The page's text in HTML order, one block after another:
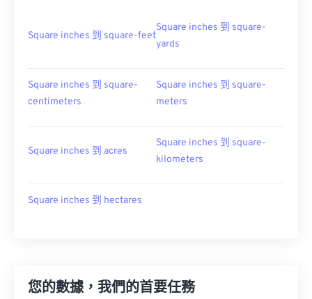
Square inches 到 square-feet
Square inches 到 square-
yards
Square inches 到 square-
centimeters
Square inches 到 square-
meters
Square inches 到 acres
Square inches 到 square-
kilometers
Square inches 到 hectares
您的數據，我們的首要任務